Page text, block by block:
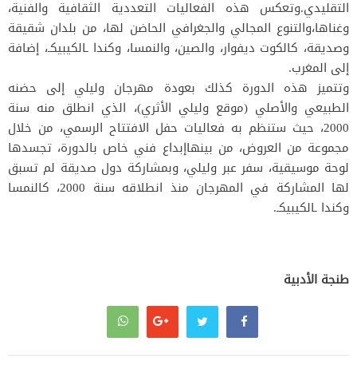
التقليدي.وتعكس هذه الفعاليات التعددية الثقافية والفنية،
وغناها،والتنوع المجالي والجغرافي الحاضن لها، من بلدان شقيقة
وصديقة، كالكوت ديفوار، والصين، والنمسا، وكندا ـالكيبيكـ، إضافة
إلى المغرب.
وتتميز هذه الدورة كذلك بعودة مهرجان وليلي إلى حضنه
الطبيعي والأصلي (موقع وليلي الأثري)، الذي انطلق منه سنة
2000، حيث ستنظم به فعاليات حفل الافتتاح الرسمي، من خلال
مجموعة من العروض، من بينهاإبداع فني خاص بالدورة، تجسدها
لوحة موسيقية، سفر عبر وليلي، وبمشاركة دول صديقة لم تسبق
لها المشاركة في المهرجان منذ انطلاقه سنة 2000، كالنمسا
وكندا ـالكيبيكـ.
طنجة الأدبية